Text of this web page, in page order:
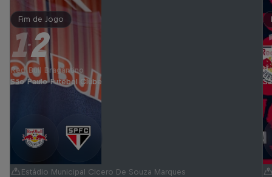
Fim de Jogo
1-2
Red Bull Bragantino
São Paulo Futebol Clube
Estádio Municipal Cicero De Souza Marques